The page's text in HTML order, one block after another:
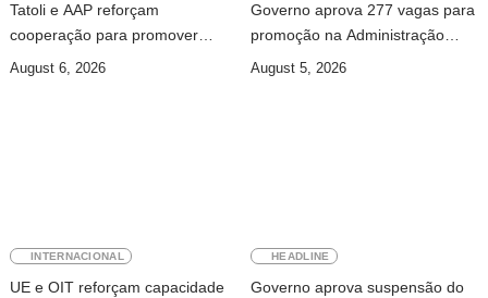
Tatoli e AAP reforçam
cooperação para promover
jornalismo profissional em
August 6, 2026
Governo aprova 277 vagas para
promoção na Administração
Pública
August 5, 2026
INTERNACIONAL
UE e OIT reforçam capacidade
HEADLINE
Governo aprova suspensão do